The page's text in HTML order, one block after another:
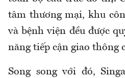
tâm thương mại, khu
và bệnh viện đều được
năng tiếp cận giao thông
Song song với đó,